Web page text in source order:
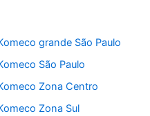
grande São Paulo
São Paulo
Zona Centro
Zona Sul